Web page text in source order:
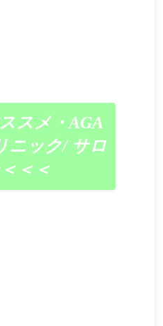
スメ・AGA
ニック/ サロ
＜＜